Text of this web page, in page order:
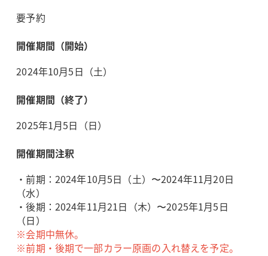
要予約
開催期間（開始）
2024年10月5日（土）
開催期間（終了）
2025年1月5日（日）
開催期間注釈
・前期：2024年10月5日（土）〜2024年11月20日
（水）
・後期：2024年11月21日（木）〜2025年1月5日
（日）
※会期中無休。
※前期・後期で一部カラー原画の入れ替えを予定。